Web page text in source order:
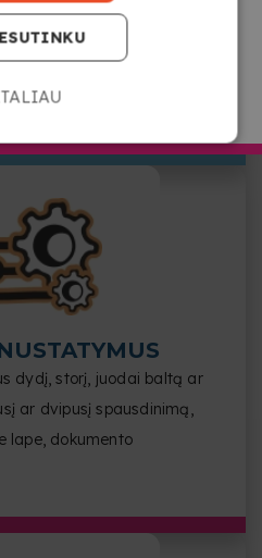
LIETUVA
įrenginio, turinčio
laukelį, kuriame
dydį, storį, juodai baltą ar
ar dvipusį spausdinimą,
lape, dokumento